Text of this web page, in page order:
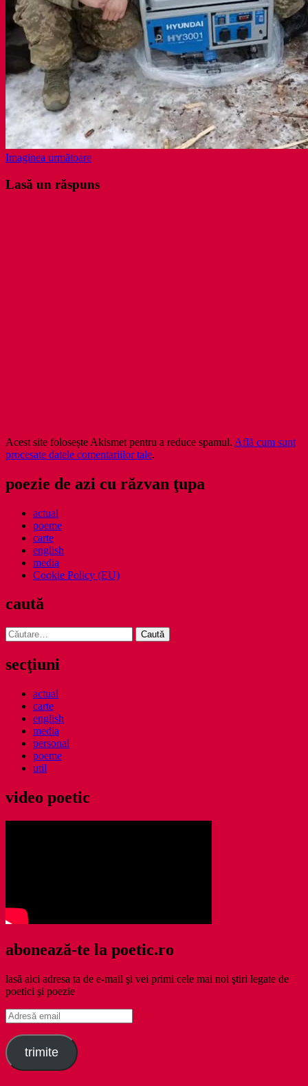
Imaginea următoare
Lasă un răspuns
Acest site folosește Akismet pentru a reduce spamul. Află cum sunt
procesate datele comentariilor tale.
poezie de azi cu răzvan ţupa
actual
poeme
carte
english
media
Cookie Policy (EU)
caută
Caută
după:
secţiuni
actual
carte
english
media
personal
poeme
util
video poetic
abonează-te la poetic.ro
lasă aici adresa ta de e-mail şi vei primi cele mai noi ştiri legate de
poetici şi poezie
Adresă
email
trimite